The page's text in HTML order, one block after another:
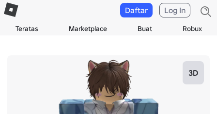
Teratas Marketplace Buat Robux
Daftar Log In
3D